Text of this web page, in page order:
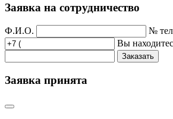
Заявка на сотрудничество
Ф.И.О.
№
Вы
Заказать
Заявка принята